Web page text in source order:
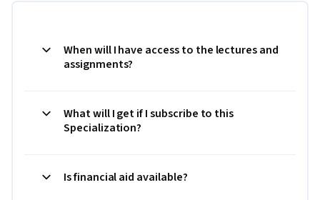
When will I have access to the lectures and
assignments?
What will I get if I subscribe to this
Specialization?
Is financial aid available?